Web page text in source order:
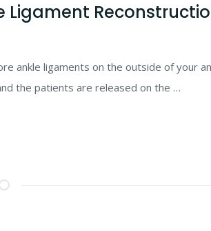
Ligament
ankle ligaments on the outside of your
the patients are released on the …